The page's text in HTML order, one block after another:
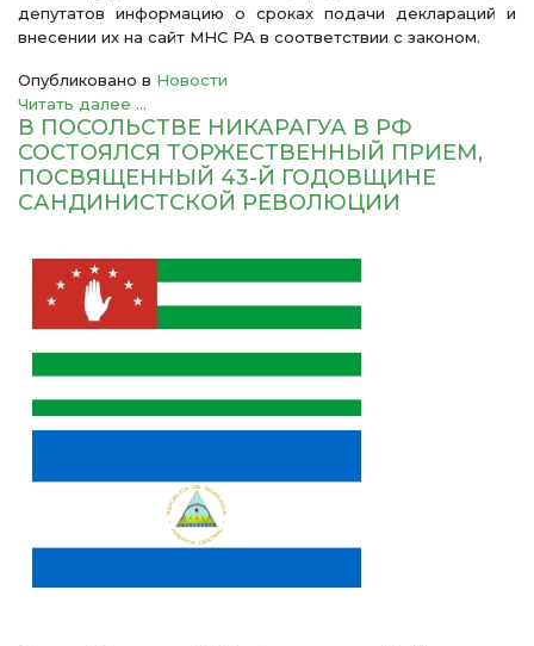
депутатов информацию о сроках подачи деклараций и
внесении их на сайт МНС РА в соответствии с законом.
Опубликовано в Новости
Читать далее ...
В ПОСОЛЬСТВЕ НИКАРАГУА В РФ
СОСТОЯЛСЯ ТОРЖЕСТВЕННЫЙ ПРИЕМ,
ПОСВЯЩЕННЫЙ 43-Й ГОДОВЩИНЕ
САНДИНИСТСКОЙ РЕВОЛЮЦИИ